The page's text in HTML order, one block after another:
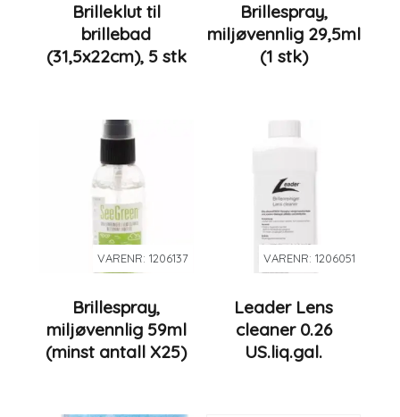
Brilleklut til
brillebad
(31,5x22cm), 5 stk
Brillespray,
miljøvennlig 29,5ml
(1 stk)
VARENR: 1206137
Brillespray,
miljøvennlig 59ml
(minst antall X25)
VARENR: 1206051
Leader Lens
cleaner 0.26
US.liq.gal.